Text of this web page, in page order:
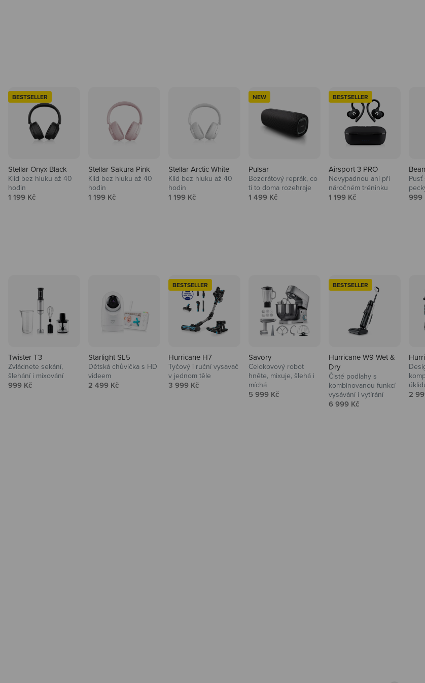
BESTSELLER
Stellar Onyx Black
Klid bez hluku až 40
hodin
Prodejní cena
1 199 Kč
Stellar Sakura Pink
Klid bez hluku až 40
hodin
Prodejní cena
1 199 Kč
Stellar Arctic White
Klid bez hluku až 40
hodin
Prodejní cena
1 199 Kč
NEW
Pulsar
Bezdrátový reprák, co
ti to doma rozehraje
Prodejní cena
1 499 Kč
BESTSELLER
Airsport 3 PRO
Nevypadnou ani při
náročném tréninku
Prodejní cena
1 199 Kč 999
Twister T3
Zvládnete sekání,
šlehání i mixování
Prodejní cena
999 Kč
Starlight SL5
Dětská chůvička s HD
videem
Prodejní cena
2 499 Kč
BESTSELLER
Hurricane H7
Tyčový i ruční vysavač
v jednom těle
Prodejní cena
3 999 Kč
Savory
Celokovový robot
hněte, mixuje, šlehá i
míchá
Prodejní cena
5 999 Kč
BESTSELLER
Hurricane W9 Wet &
Dry
Čisté podlahy s
kombinovanou funkcí
vysávání i vytírání
Prodejní cena
6 999 Kč
2
Domácnost
Vysavače, parťáci do kuchyně i